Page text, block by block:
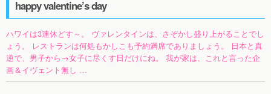
happy valentine’s day
ハワイは3連休どす～。 ヴァレンタインは、さぞかし盛り上がることでし
ょう。 レストランは何処もかしこも予約満席でありましょう。 日本と真
逆で、男子から→女子に尽くす日だけにね。 我が家は、これと言った企
画＆イヴェント無し …